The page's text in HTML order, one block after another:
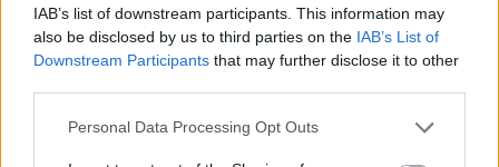
IAB’s list of downstream participants. This information may
also be disclosed by us to third parties on the IAB’s List of
Downstream Participants that may further disclose it to other
Personal Data Processing Opt Outs
KEDVES OLVASÓNK!
A keresett cikk a portfolio.hu hírarchívumához
tartozik, melynek olvasása előfizetéses